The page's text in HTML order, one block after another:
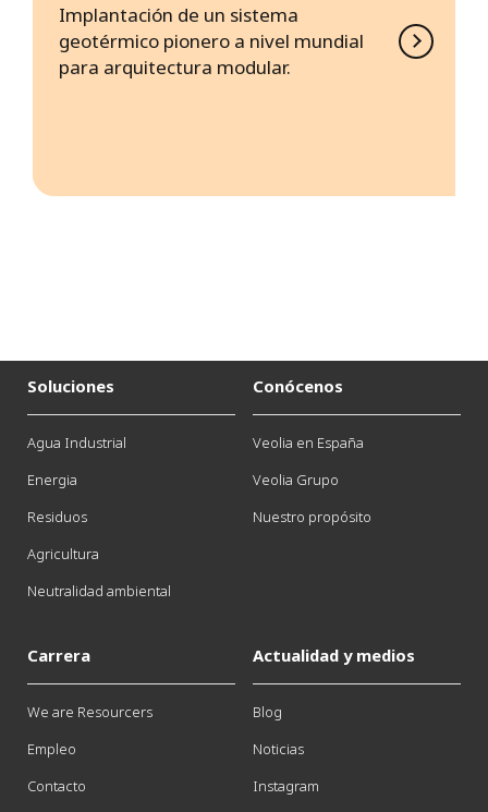
Implantación de un sistema
geotérmico pionero a nivel mundial
para arquitectura modular.
Soluciones
Agua Industrial
Energia
Residuos
Agricultura
Neutralidad ambiental
Conócenos
Veolia en España
Veolia Grupo
Nuestro propósito
Carrera
We are Resourcers
Empleo
Contacto
Actualidad y medios
Blog
Noticias
Instagram